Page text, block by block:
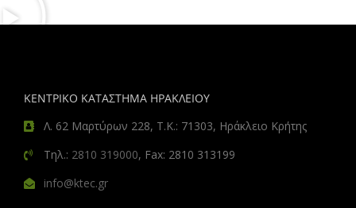
ΚΕΝΤΡΙΚΟ ΚΑΤΑΣΤΗΜΑ ΗΡΑΚΛΕΙΟΥ
Λ. 62 Μαρτύρων 228, Τ.Κ.: 71303, Ηράκλειο Κρήτης
Τηλ.: 2810 319000, Fax: 2810 313199
info@ktec.gr